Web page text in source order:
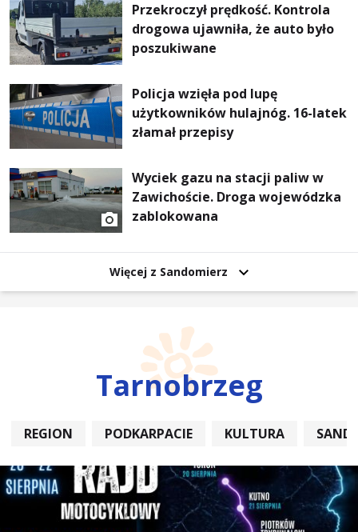
Przekroczył prędkość. Kontrola
drogowa ujawniła, że auto było
poszukiwane
Policja wzięła pod lupę
użytkowników hulajnóg. 16-latek
złamał przepisy
Wyciek gazu na stacji paliw w
Zawichoście. Droga wojewódzka
zablokowana
Więcej z Sandomierz
Tarnobrzeg
REGION PODKARPACIE KULTURA